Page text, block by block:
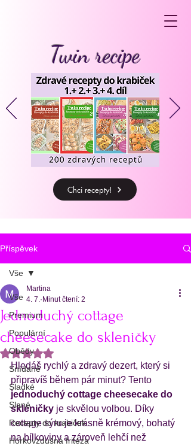
Twin recipe
Chci recepty!
Příspěvek
Vše
Premium
Populární
Obědy
Snídaně
Sladké
Slané
Recepty do krabiček
Horkovzdušná fritéza
Vše
Jednoduchý cottage
cheesecake do skleničky
Martina
4. 7. Minut čtení: 2
Hodnoceno NaN z 5 hvězdiček.
Hledáš rychlý a zdravý dezert, který si
připravíš během pár minut? Tento
jednoduchý cottage cheesecake do
skleničky je skvělou volbou. Díky
cottage sýru je krásně krémový, bohatý
na bílkoviny a zároveň lehčí než